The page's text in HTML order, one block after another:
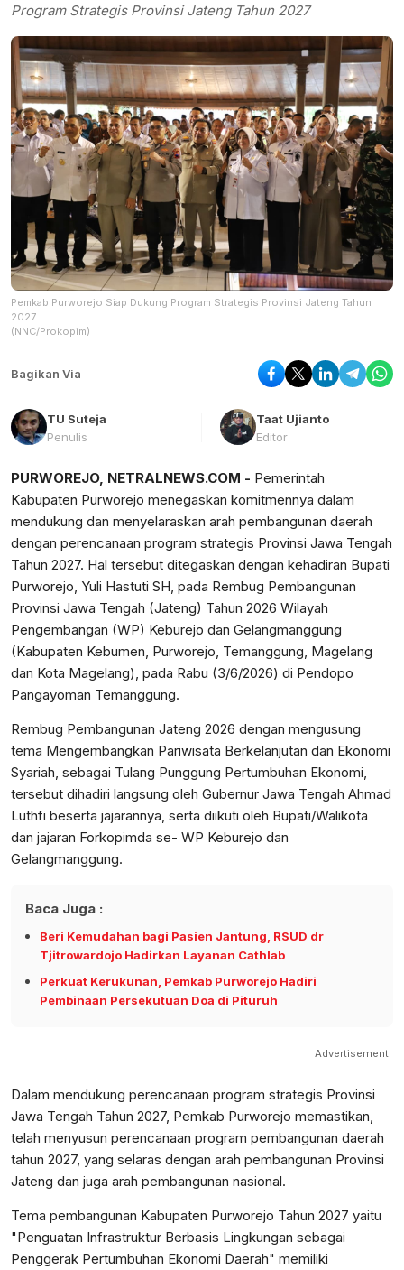
Program Strategis Provinsi Jateng Tahun 2027
Pemkab Purworejo Siap Dukung Program Strategis Provinsi Jateng Tahun
2027
(NNC/Prokopim)
Bagikan Via
TU Suteja
Penulis
Taat Ujianto
Editor
PURWOREJO, NETRALNEWS.COM - Pemerintah
Kabupaten Purworejo menegaskan komitmennya dalam
mendukung dan menyelaraskan arah pembangunan daerah
dengan perencanaan program strategis Provinsi Jawa Tengah
Tahun 2027. Hal tersebut ditegaskan dengan kehadiran Bupati
Purworejo, Yuli Hastuti SH, pada Rembug Pembangunan
Provinsi Jawa Tengah (Jateng) Tahun 2026 Wilayah
Pengembangan (WP) Keburejo dan Gelangmanggung
(Kabupaten Kebumen, Purworejo, Temanggung, Magelang
dan Kota Magelang), pada Rabu (3/6/2026) di Pendopo
Pangayoman Temanggung.
Rembug Pembangunan Jateng 2026 dengan mengusung
tema Mengembangkan Pariwisata Berkelanjutan dan Ekonomi
Syariah, sebagai Tulang Punggung Pertumbuhan Ekonomi,
tersebut dihadiri langsung oleh Gubernur Jawa Tengah Ahmad
Luthfi beserta jajarannya, serta diikuti oleh Bupati/Walikota
dan jajaran Forkopimda se- WP Keburejo dan
Gelangmanggung.
Baca Juga :
Beri Kemudahan bagi Pasien Jantung, RSUD dr
Tjitrowardojo Hadirkan Layanan Cathlab
Perkuat Kerukunan, Pemkab Purworejo Hadiri
Pembinaan Persekutuan Doa di Pituruh
Advertisement
Dalam mendukung perencanaan program strategis Provinsi
Jawa Tengah Tahun 2027, Pemkab Purworejo memastikan,
telah menyusun perencanaan program pembangunan daerah
tahun 2027, yang selaras dengan arah pembangunan Provinsi
Jateng dan juga arah pembangunan nasional.
Tema pembangunan Kabupaten Purworejo Tahun 2027 yaitu
"Penguatan Infrastruktur Berbasis Lingkungan sebagai
Penggerak Pertumbuhan Ekonomi Daerah" memiliki